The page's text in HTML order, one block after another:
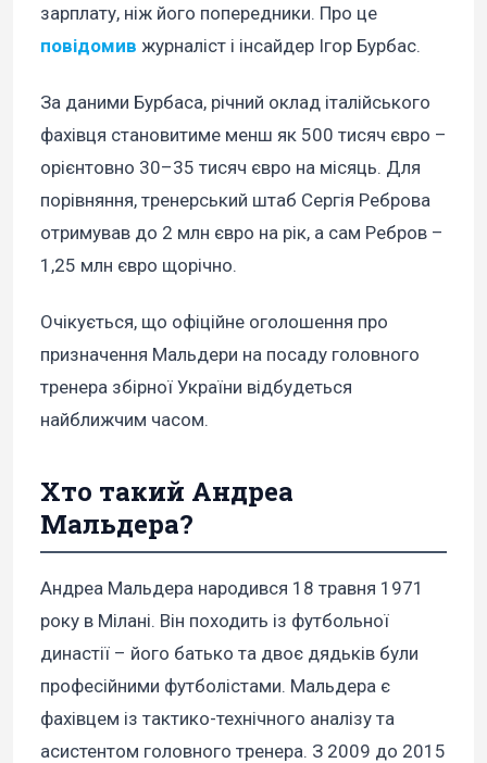
зарплату, ніж його попередники. Про це
повідомив журналіст і інсайдер Ігор Бурбас.
За даними Бурбаса, річний оклад італійського
фахівця становитиме менш як 500 тисяч євро –
орієнтовно 30–35 тисяч євро на місяць. Для
порівняння, тренерський штаб Сергія Реброва
отримував до 2 млн євро на рік, а сам Ребров –
1,25 млн євро щорічно.
Очікується, що офіційне оголошення про
призначення Мальдери на посаду головного
тренера збірної України відбудеться
найближчим часом.
Хто такий Андреа
Мальдера?
Андреа Мальдера народився 18 травня 1971
року в Мілані. Він походить із футбольної
династії – його батько та двоє дядьків були
професійними футболістами. Мальдера є
фахівцем із тактико-технічного аналізу та
асистентом головного тренера. З 2009 до 2015